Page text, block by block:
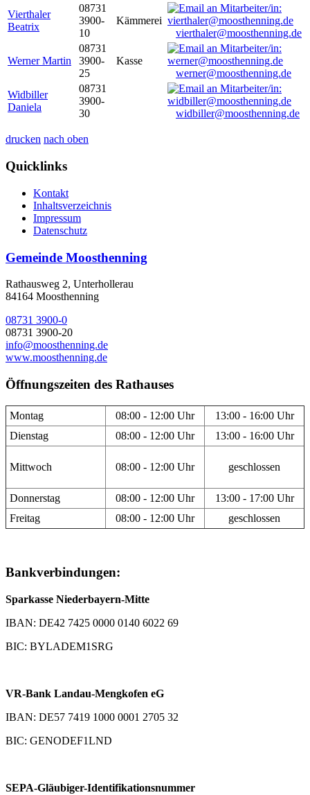
Vierthaler
Beatrix
08731
3900-
10
Kämmerei
vierthaler@moosthenning.de
Werner Martin
08731
3900-
25
Kasse
werner@moosthenning.de
Widbiller
Daniela
08731
3900-
30
widbiller@moosthenning.de
drucken nach oben
Quicklinks
Kontakt
Inhaltsverzeichnis
Impressum
Datenschutz
Gemeinde Moosthenning
Rathausweg 2, Unterhollerau
84164 Moosthenning
08731 3900-0
08731 3900-20
info@moosthenning.de
www.moosthenning.de
Öffnungszeiten des Rathauses
Montag 08:00 - 12:00 Uhr
13:00 - 16:00 Uhr
Dienstag
08:00 - 12:00 Uhr 13:00 - 16:00 Uhr
Mittwoch 08:00 - 12:00 Uhr geschlossen
Donnerstag 08:00 - 12:00 Uhr
13:00 - 17:00 Uhr
Freitag
08:00 - 12:00 Uhr geschlossen
Bankverbindungen:
Sparkasse Niederbayern-Mitte
IBAN: DE42 7425 0000 0140 6022 69
BIC: BYLADEM1SRG
VR-Bank Landau-Mengkofen eG
IBAN: DE57 7419 1000 0001 2705 32
BIC: GENODEF1LND
SEPA-Gläubiger-Identifikationsnummer